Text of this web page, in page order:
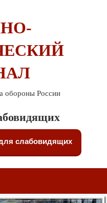
обороны России
слабовидящих